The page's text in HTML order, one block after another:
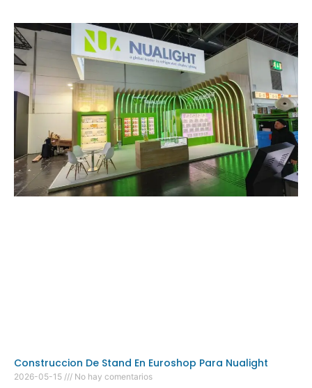
Construccion De Stand En Euroshop Para Nualight
2026-05-15 No hay comentarios